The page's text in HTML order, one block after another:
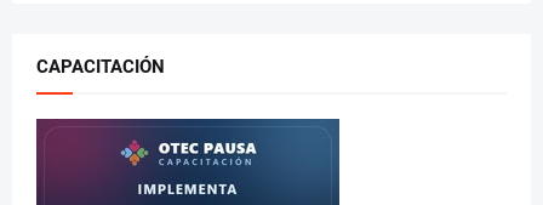
CAPACITACIÓN